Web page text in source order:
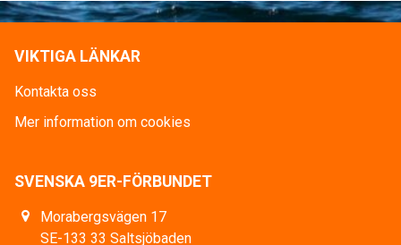
VIKTIGA LÄNKAR
Kontakta oss
Mer information om cookies
SVENSKA 9ER-FÖRBUNDET
Morabergsvägen 17
SE-133 33 Saltsjöbaden